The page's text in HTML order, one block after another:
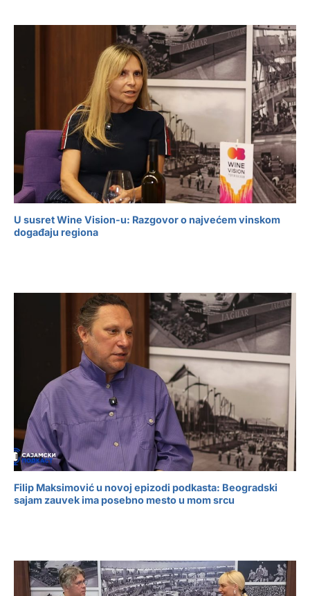
U susret Wine Vision-u: Razgovor o najvećem vinskom
događaju regiona
Filip Maksimović u novoj epizodi podkasta: Beogradski
sajam zauvek ima posebno mesto u mom srcu